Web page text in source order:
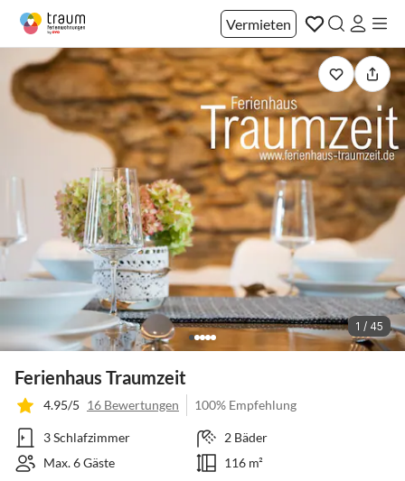
Vermieten
1 / 45
Ferienhaus Traumzeit
4.95/5 16 Bewertungen 100% Empfehlung
3 Schlafzimmer
2 Bäder
Max. 6 Gäste
116 m²